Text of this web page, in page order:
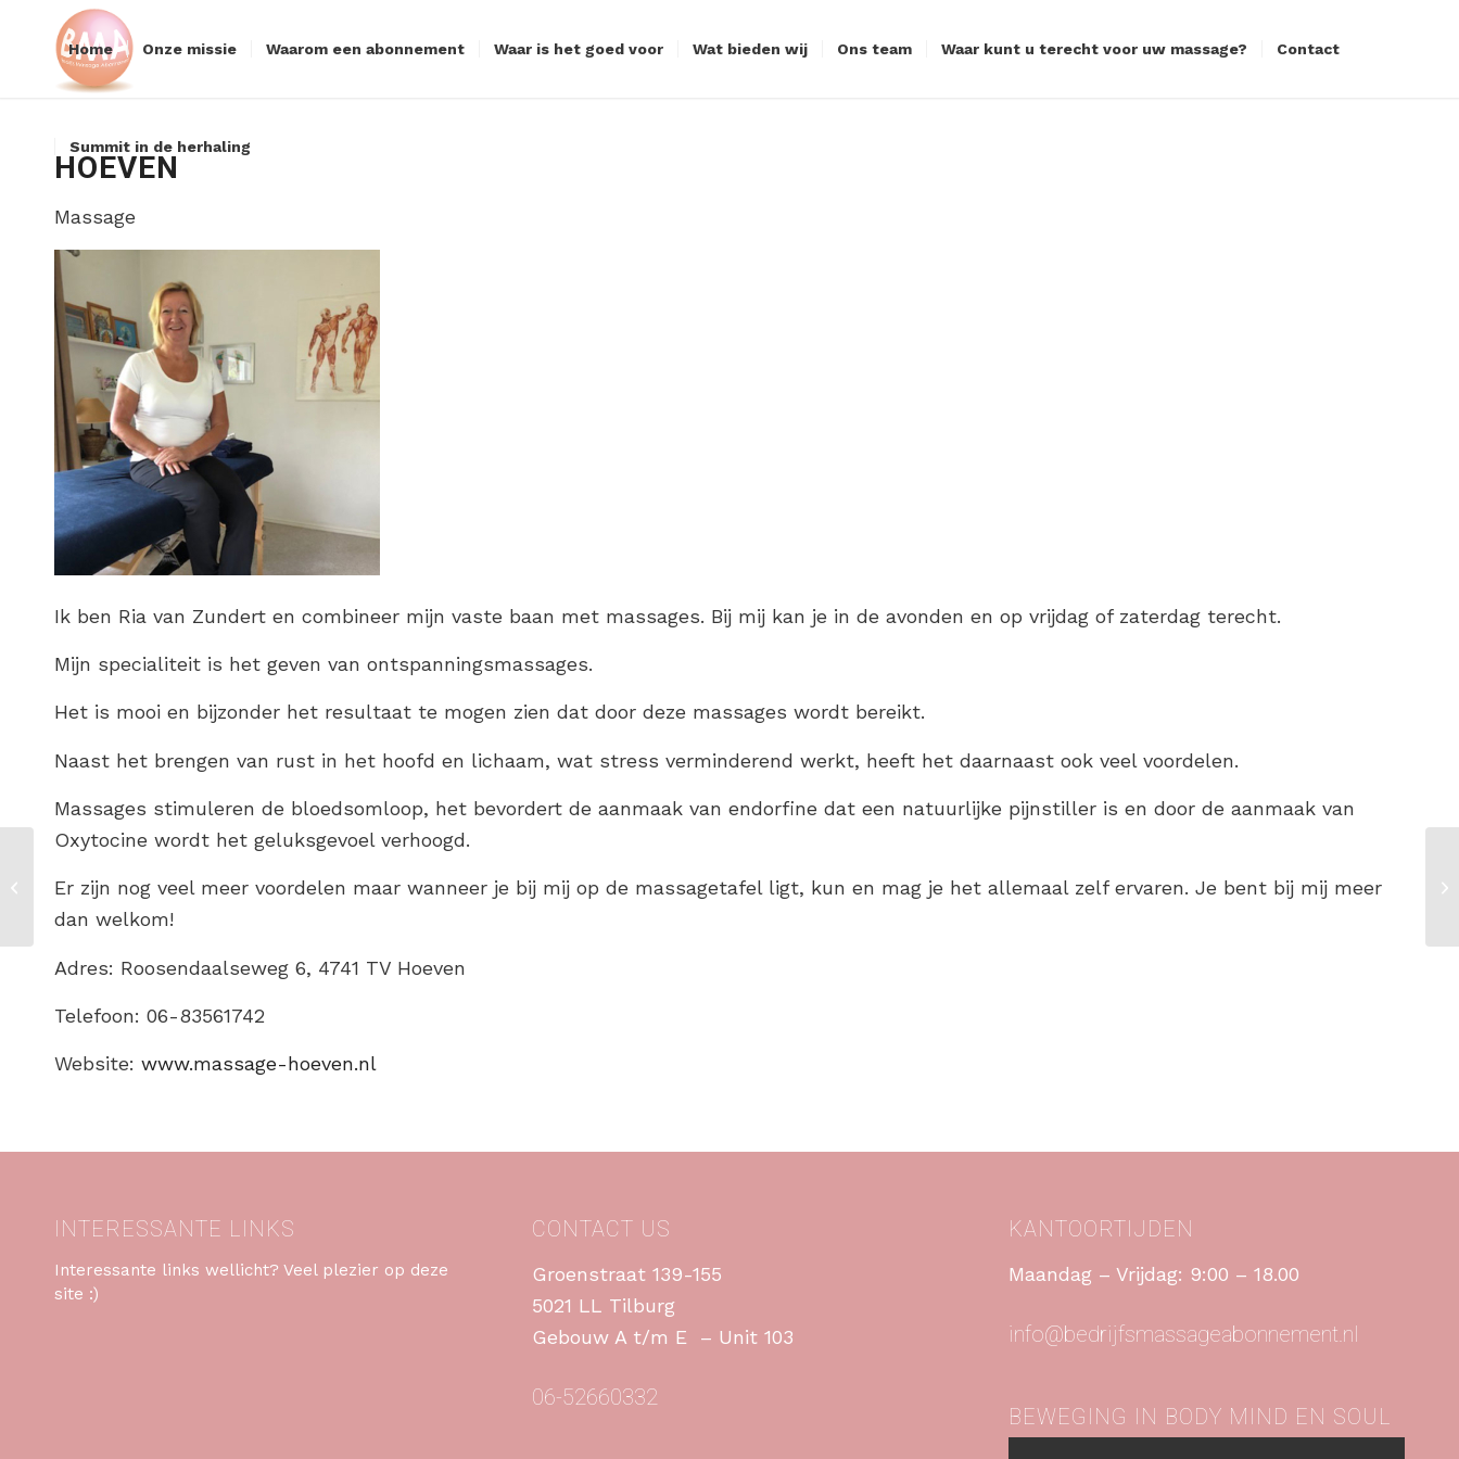
Home Onze missie Waarom een abonnement Waar is het goed voor Wat bieden wij Ons team Waar kunt u terecht voor uw massage? Contact
Summit in de herhaling
HOEVEN
Massage
Ik ben Ria van Zundert en combineer mijn vaste baan met massages. Bij mij kan je in de avonden en op vrijdag of zaterdag terecht.
Mijn specialiteit is het geven van ontspanningsmassages.
Het is mooi en bijzonder het resultaat te mogen zien dat door deze massages wordt bereikt.
Naast het brengen van rust in het hoofd en lichaam, wat stress verminderend werkt, heeft het daarnaast ook veel voordelen.
Massages stimuleren de bloedsomloop, het bevordert de aanmaak van endorfine dat een natuurlijke pijnstiller is en door de aanmaak van
Oxytocine wordt het geluksgevoel verhoogd.
Er zijn nog veel meer voordelen maar wanneer je bij mij op de massagetafel ligt, kun en mag je het allemaal zelf ervaren. Je bent bij mij meer
dan welkom!
Adres: Roosendaalseweg 6, 4741 TV Hoeven
Telefoon: 06-83561742
Website: www.massage-hoeven.nl
INTERESSANTE LINKS
Interessante links wellicht? Veel plezier op deze
site :)
CONTACT US
Groenstraat 139-155
5021 LL Tilburg
Gebouw A t/m E – Unit 103
06-52660332
KANTOORTIJDEN
Maandag – Vrijdag: 9:00 – 18.00
info@bedrijfsmassageabonnement.nl
BEWEGING IN BODY MIND EN SOUL
Herpen